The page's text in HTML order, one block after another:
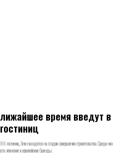
время введут в
гостиниц. Они находятся на стадии завершения строительства. Среди них
японские и европейские бренды.